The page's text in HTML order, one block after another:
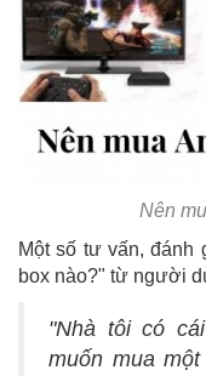
Nên
Một số tư vấn, đánh
box nào?" từ người
"Nhà tôi có
muốn mua